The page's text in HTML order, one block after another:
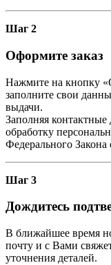
Шаг 2
Оформите заказ
Нажмите на кнопку
заполните свои
выдачи.
Заполняя контактные
обработку
Федерального
Шаг 3
Дождитесь
В ближайшее время
почту и с Вами
уточнения деталей.